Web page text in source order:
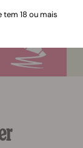
tem 18 ou mais